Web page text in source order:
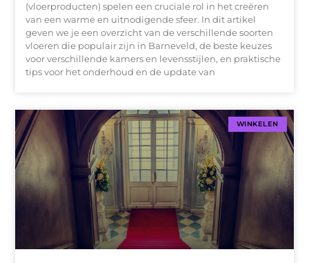
(vloerproducten) spelen een cruciale rol in het creëren
van een warme en uitnodigende sfeer. In dit artikel
geven we je een overzicht van de verschillende soorten
vloeren die populair zijn in Barneveld, de beste keuzes
voor verschillende kamers en levensstijlen, en praktische
tips voor het onderhoud en de update van
WINKELEN